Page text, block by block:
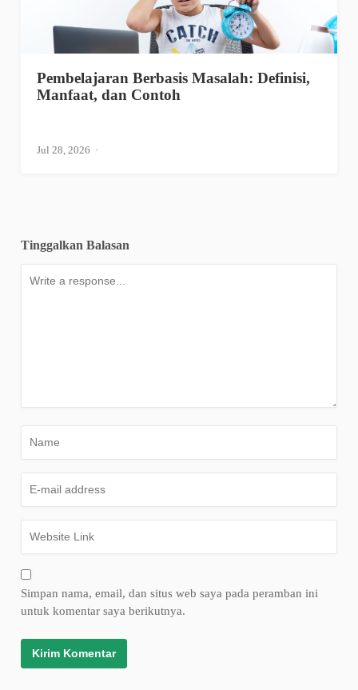
Pembelajaran Berbasis Masalah: Definisi,
Manfaat, dan Contoh
Jul 28, 2026
Tinggalkan Balasan
Simpan nama, email, dan situs web saya pada peramban ini
untuk komentar saya berikutnya.